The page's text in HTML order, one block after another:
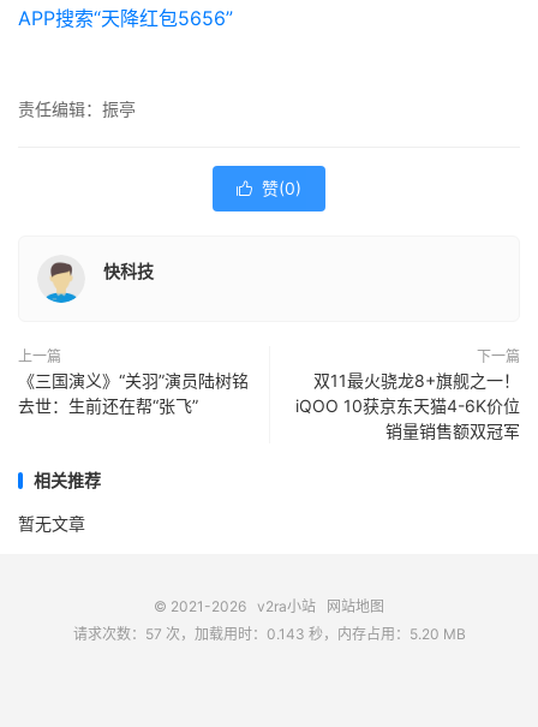
APP搜索“天降红包5656”
责任编辑：振亭
 赞(0)
快科技
上一篇
《三国演义》“关羽”演员陆树铭
去世：生前还在帮“张飞”
下一篇
双11最火骁龙8+旗舰之一！
iQOO 10获京东天猫4-6K价位
销量销售额双冠军
相关推荐
暂无文章
© 2021-2026 v2ra小站
网站地图
请求次数：57 次，加载用时：0.143 秒，内存占用：5.20 MB